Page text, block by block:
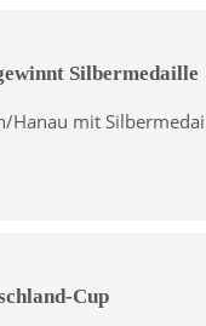
Silbermedaille
Hanau mit
Cup